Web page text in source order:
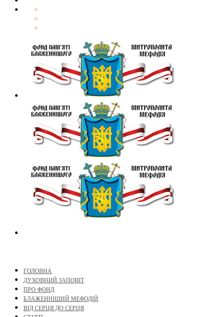
ГОЛОВНА
ДУХОВНИЙ ЗАПОВІТ
ПРО ФОНД
БЛАЖЕННІШИЙ МЕФОДІЙ
ВІД СЕРЦЯ ДО СЕРЦЯ